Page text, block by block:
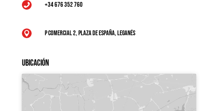
 +34 676 352 760
 P Comercial 2, Plaza de España, Leganés
Ubicación